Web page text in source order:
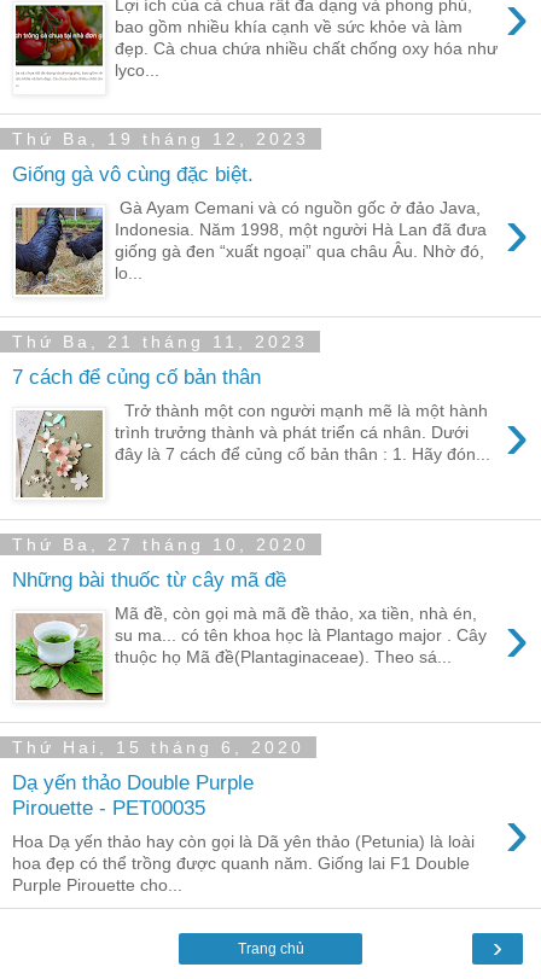
›
Lợi ích của cà chua rất đa dạng và phong phú,
bao gồm nhiều khía cạnh về sức khỏe và làm
đẹp. Cà chua chứa nhiều chất chống oxy hóa như
lyco...
Thứ Ba, 19 tháng 12, 2023
Giống gà vô cùng đặc biệt.
›
Gà Ayam Cemani và có nguồn gốc ở đảo Java,
Indonesia. Năm 1998, một người Hà Lan đã đưa
giống gà đen “xuất ngoại” qua châu Âu. Nhờ đó,
lo...
Thứ Ba, 21 tháng 11, 2023
7 cách để củng cố bản thân
›
Trở thành một con người mạnh mẽ là một hành
trình trưởng thành và phát triển cá nhân. Dưới
đây là 7 cách để củng cố bản thân : 1. Hãy đón...
Thứ Ba, 27 tháng 10, 2020
Những bài thuốc từ cây mã đề
›
Mã đề, còn gọi mà mã đề thảo, xa tiền, nhà én,
su ma... có tên khoa học là Plantago major . Cây
thuộc họ Mã đề(Plantaginaceae). Theo sá...
Thứ Hai, 15 tháng 6, 2020
Dạ yến thảo Double Purple
Pirouette - PET00035
›
Hoa Dạ yến thảo hay còn gọi là Dã yên thảo (Petunia) là loài
hoa đẹp có thể trồng được quanh năm. Giống lai F1 Double
Purple Pirouette cho...
›
Trang chủ